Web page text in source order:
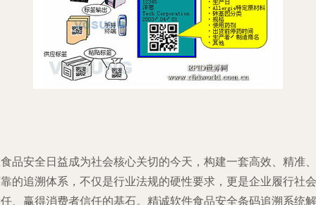
品安全日益成为社会核心关切的今天，构建一套高效、精准、
的追溯体系，不仅是行业法规的硬性要求，更是企业履行社会
、赢得消费者信任的基石。精诚软件食品安全条码追溯系统解